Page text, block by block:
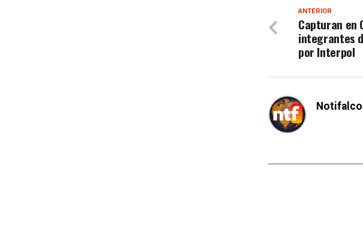
ANTERIOR
Capturan en
integrantes
por Interpol